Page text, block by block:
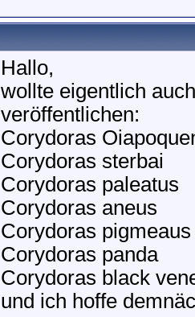
Hallo,
wollte eigentlich
veröffentlichen:
Corydoras
Corydoras sterbai
Corydoras paleatus
Corydoras aneus
Corydoras pigmeaus
Corydoras panda
Corydoras black
und ich hoffe